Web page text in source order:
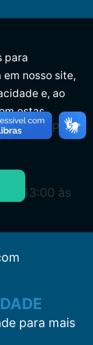
CEP:
13:00 às
para mais
para
nosso site,
e, ao
estas